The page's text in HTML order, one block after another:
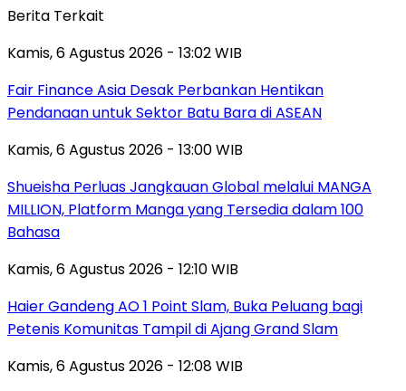
Berita Terkait
Kamis, 6 Agustus 2026 - 13:02 WIB
Fair Finance Asia Desak Perbankan Hentikan
Pendanaan untuk Sektor Batu Bara di ASEAN
Kamis, 6 Agustus 2026 - 13:00 WIB
Shueisha Perluas Jangkauan Global melalui MANGA
MILLION, Platform Manga yang Tersedia dalam 100
Bahasa
Kamis, 6 Agustus 2026 - 12:10 WIB
Haier Gandeng AO 1 Point Slam, Buka Peluang bagi
Petenis Komunitas Tampil di Ajang Grand Slam
Kamis, 6 Agustus 2026 - 12:08 WIB